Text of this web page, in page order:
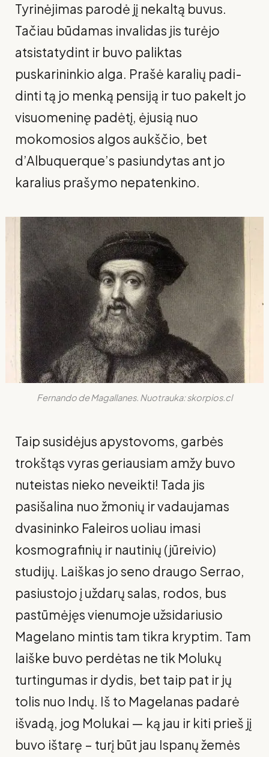
Tyrinėjimas parodė jį nekaltą buvus.
Tačiau būdamas invalidas jis turėjo
atsistatydint ir buvo paliktas
puskarininkio alga. Prašė karalių padi­
dinti tą jo menką pensiją ir tuo pakelt jo
visuomeninę padėtį, ėjusią nuo
mokomosios algos aukščio, bet
d’Albuquerque’s pasiundytas ant jo
kara­lius prašymo nepatenkino.
Fernando de Magallanes. Nuotrauka: skorpios.cl
Taip susidėjus apystovoms, garbės
trokštąs vyras geriausiam amžy buvo
nuteistas nieko neveikti! Tada jis
pasišalina nuo žmonių ir vadaujamas
dvasininko Faleiros uoliau imasi
kosmografinių ir nautinių (jūreivio)
studijų. Laiškas jo seno draugo Serrao,
pasiustojo į uždarų salas, rodos, bus
pastūmėjęs vienumoje užsidariusio
Magelano mintis tam tikra kryptim. Tam
laiške buvo perdėtas ne tik Molukų
turtingumas ir dydis, bet taip pat ir jų
tolis nuo Indų. Iš to Magelanas padarė
išvadą, jog Molukai — ką jau ir kiti prieš jį
buvo ištarę – turį būt jau Ispanų žemės